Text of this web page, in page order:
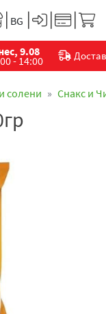
9.08
- 14:00
солени Снакс и